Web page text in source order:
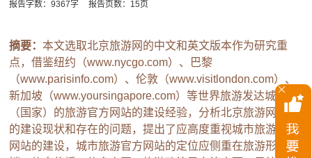
报告字数：9367字 报告页数：15页
摘要：本文选取北京旅游网的中文和英文版本作为研究重
点，借鉴纽约（www.nycgo.com）、巴黎
（www.parisinfo.com）、伦敦（www.visitlondon.com）、
新加坡（www.yoursingapore.com）等世界旅游发达城市
（国家）的旅游官方网站的建设经验，分析北京旅游网网站
的建设现状和存在的问题，提出了应高度重视城市旅游官方
网站的建设，城市旅游官方网站的定位应侧重在旅游形象营